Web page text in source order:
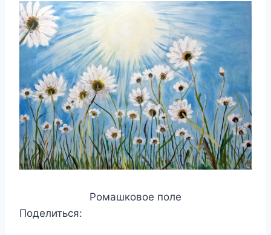
Ромашковое поле
Поделиться: